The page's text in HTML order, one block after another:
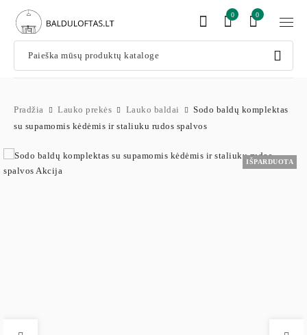
0
0
Pradžia Lauko prekės Lauko baldai
Sodo baldų komplektas
su supamomis kėdėmis ir staliuku rudos spalvos
IŠPARDUOTA